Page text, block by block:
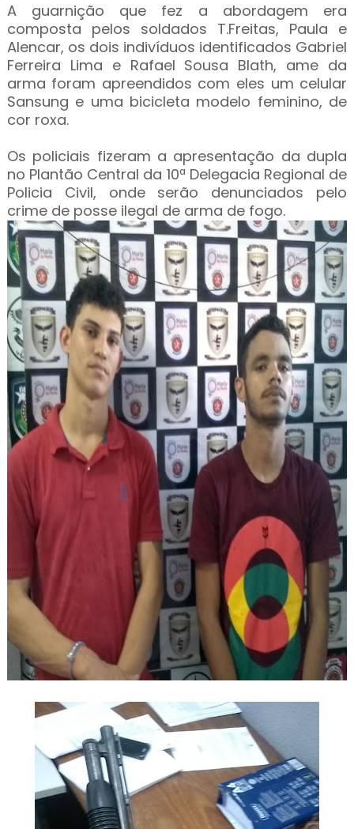
A guarnição que fez a abordagem era
composta pelos soldados T.Freitas, Paula e
Alencar, os dois indivíduos identificados Gabriel
Ferreira Lima e Rafael Sousa Blath, ame da
arma foram apreendidos com eles um celular
Sansung e uma bicicleta modelo feminino, de
cor roxa.
Os policiais fizeram a apresentação da dupla
no Plantão Central da 10ª Delegacia Regional de
Policia Civil, onde serão denunciados pelo
crime de posse ilegal de arma de fogo.